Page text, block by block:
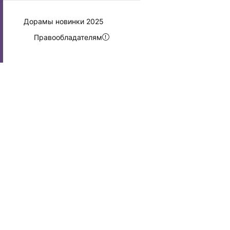
Дорамы новинки 2025
Правообладателям